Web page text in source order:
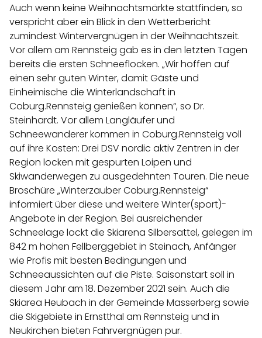
Auch wenn keine Weihnachtsmärkte stattfinden, so
verspricht aber ein Blick in den Wetterbericht
zumindest Wintervergnügen in der Weihnachtszeit.
Vor allem am Rennsteig gab es in den letzten Tagen
bereits die ersten Schneeflocken. „Wir hoffen auf
einen sehr guten Winter, damit Gäste und
Einheimische die Winterlandschaft in
Coburg.Rennsteig genießen können“, so Dr.
Steinhardt. Vor allem Langläufer und
Schneewanderer kommen in Coburg.Rennsteig voll
auf ihre Kosten: Drei DSV nordic aktiv Zentren in der
Region locken mit gespurten Loipen und
Skiwanderwegen zu ausgedehnten Touren. Die neue
Broschüre „Winterzauber Coburg.Rennsteig“
informiert über diese und weitere Winter(sport)-
Angebote in der Region. Bei ausreichender
Schneelage lockt die Skiarena Silbersattel, gelegen im
842 m hohen Fellberggebiet in Steinach, Anfänger
wie Profis mit besten Bedingungen und
Schneeaussichten auf die Piste. Saisonstart soll in
diesem Jahr am 18. Dezember 2021 sein. Auch die
Skiarea Heubach in der Gemeinde Masserberg sowie
die Skigebiete in Ernstthal am Rennsteig und in
Neukirchen bieten Fahrvergnügen pur.